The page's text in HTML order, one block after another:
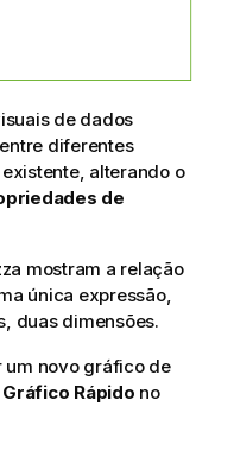
de dados
diferentes
alterando o
de
mostram a relação
única expressão,
duas dimensões.
um novo gráfico de
Gráfico Rápido no